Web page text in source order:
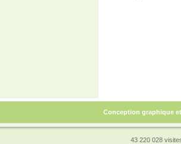
Conception graphique
43 220 028